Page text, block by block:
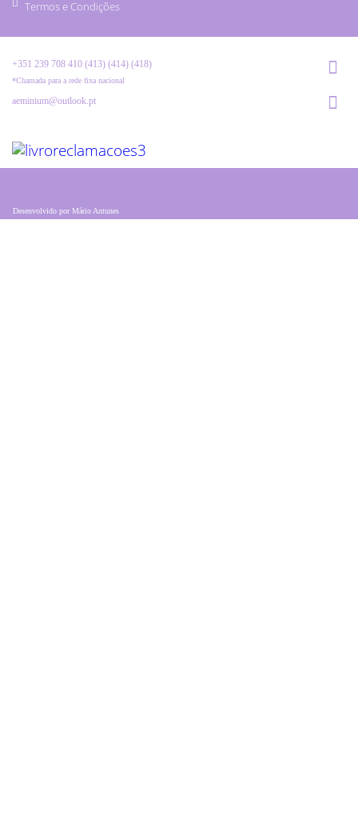
Termos e Condições
+351 239 708 410 (413) (414) (418)
*Chamada para a rede fixa nacional
aeminium@outlook.pt
Desenvolvido porMário Antunes